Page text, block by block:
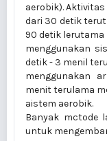
aerobik).
dari 30 detik
90 detik lerutama
menggunakan
detik - 3 menil
menggunakan
menit terulama
aistem aerobik.
Banyak mctode
untuk